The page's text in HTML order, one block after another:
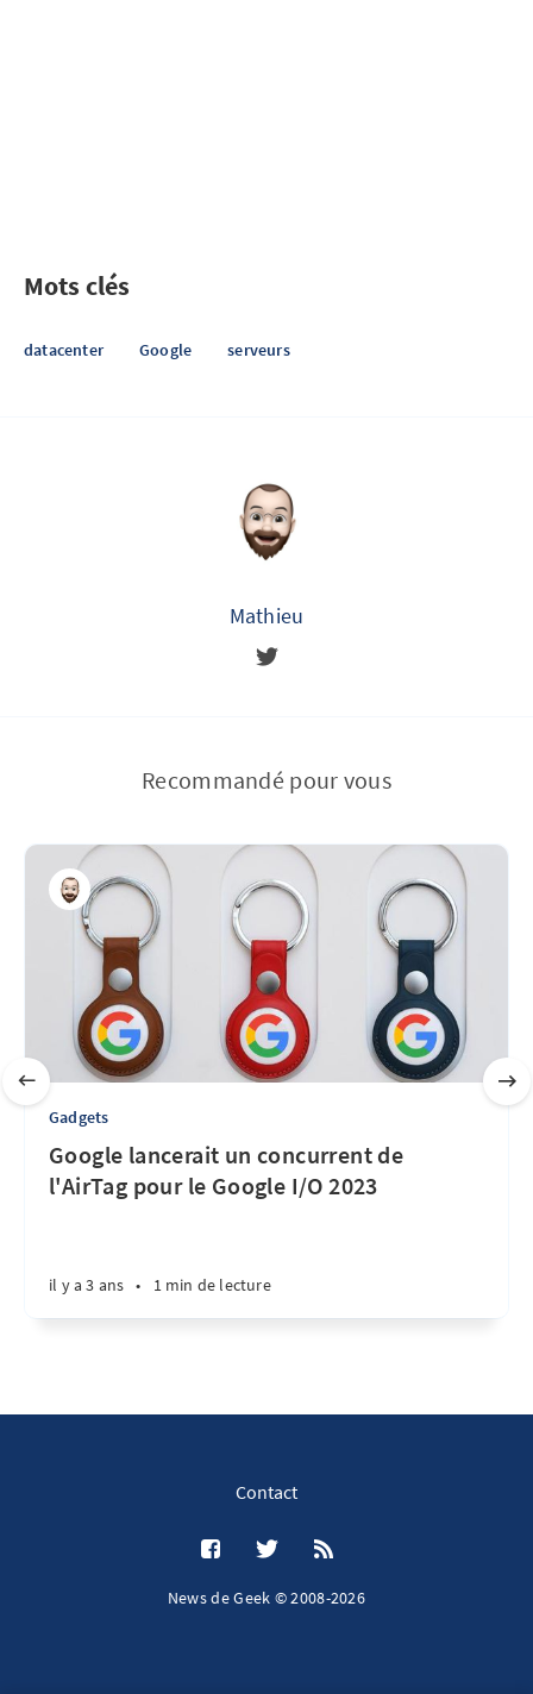
Mots clés
datacenter Google serveurs
Mathieu
Recommandé pour vous
Gadgets
Google lancerait un concurrent de
l'AirTag pour le Google I/O 2023
il y a 3 ans • 1 min de lecture
Contact
News de Geek © 2008-2026